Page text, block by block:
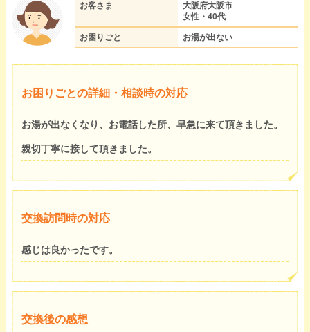
お客さま
大阪府大阪市
女性・40代
お困りごと お湯が出ない
お困りごとの詳細・相談時の対応
お湯が出なくなり、お電話した所、早急に来て頂きました。
親切丁寧に接して頂きました。
交換訪問時の対応
感じは良かったです。
交換後の感想